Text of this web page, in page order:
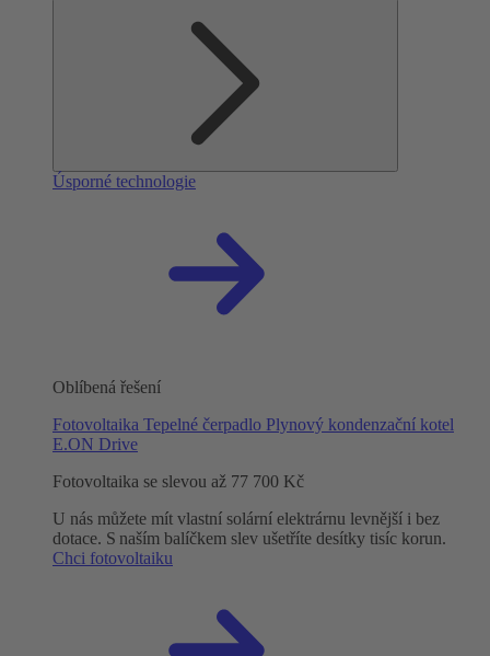
Úsporné technologie
Oblíbená řešení
Fotovoltaika Tepelné čerpadlo Plynový kondenzační kotel
E.ON Drive
Fotovoltaika se slevou až 77 700 Kč
U nás můžete mít vlastní solární elektrárnu levnější i bez
dotace. S naším balíčkem slev ušetříte desítky tisíc korun.
Chci fotovoltaiku